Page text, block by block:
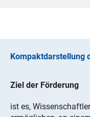
Kompaktdarstellung
Ziel der Förderung
ist es,